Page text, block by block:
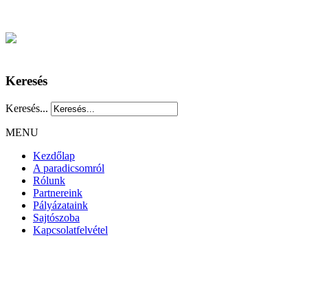
Keresés
Keresés...
MENU
Kezdőlap
A paradicsomról
Rólunk
Partnereink
Pályázataink
Sajtószoba
Kapcsolatfelvétel